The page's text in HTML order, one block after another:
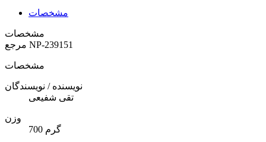
مشخصات
مشخصات
NP-239151
مشخصات
نویسنده / نویسندگان
تقی شفیعی
وزن
700 گرم